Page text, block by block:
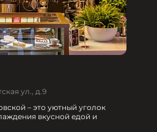
ул., д.9
– это уютный уголок
вкусной едой и